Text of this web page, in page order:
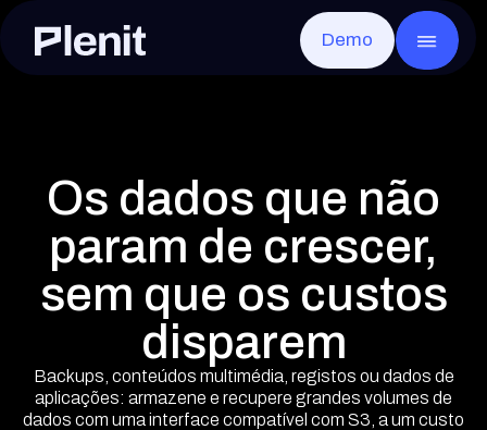
Demo
Os dados que não
param de crescer,
sem que os custos
disparem
Backups, conteúdos multimédia, registos ou dados de
aplicações: armazene e recupere grandes volumes de
dados com uma interface compatível com S3, a um custo
CLOUD SERVICES
Servidores
Armazenamento de Arquivos
Os ficheiros de cada cliente, seguros e acessíveis
Armazenamento de Objetos
Sem limites e compatível com S3
Elliot AI EM BREVE A IA da Plenit que vai transformar por
Blog
Sobre a Plenit
Contacto